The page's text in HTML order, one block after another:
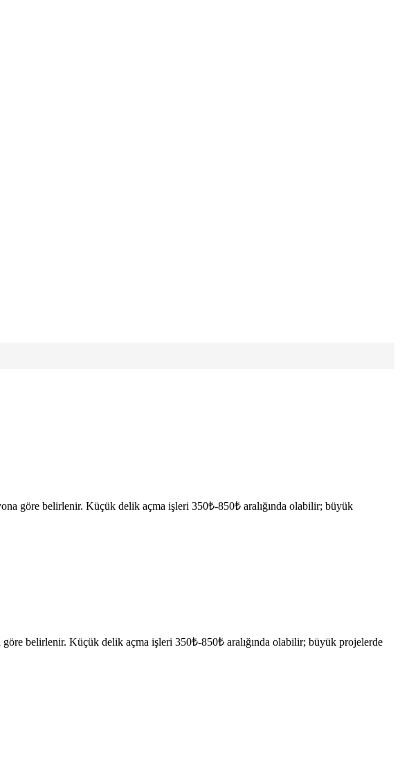
göre belirlenir. Küçük delik açma işleri 350₺-850₺ aralığında olabilir; büyük
göre belirlenir. Küçük delik açma işleri 350₺-850₺ aralığında olabilir; büyük projelerde